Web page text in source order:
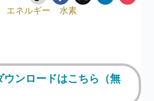
エネルギー 水素
ウンロードはこちら（無